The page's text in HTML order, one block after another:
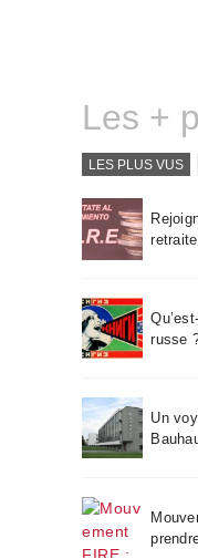
Les +
LES PLUS VUS
russe
Un